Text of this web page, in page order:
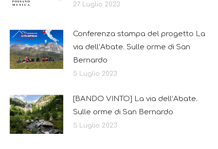
27 Luglio 2023
Conferenza stampa del progetto La
via dell’Abate. Sulle orme di San
Bernardo
5 Luglio 2023
[BANDO VINTO] La via dell’Abate.
Sulle orme di San Bernardo
5 Luglio 2023